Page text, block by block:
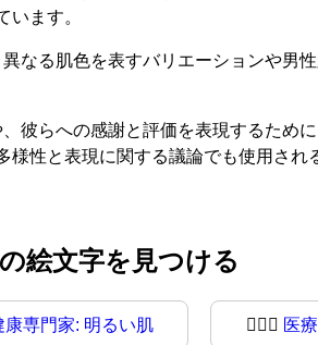
ます。
なる肌色を表すバリエーションや男
彼らへの感謝と評価を表現するため
性と表現に関する議論でも使用され
絵文字を見つける
康専門家: 明るい肌 🧑🏻‍⚕ 医